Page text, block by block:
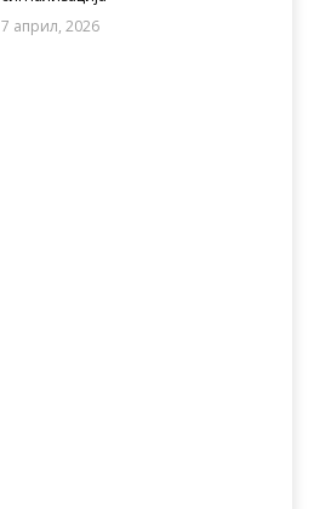
7 април, 2026